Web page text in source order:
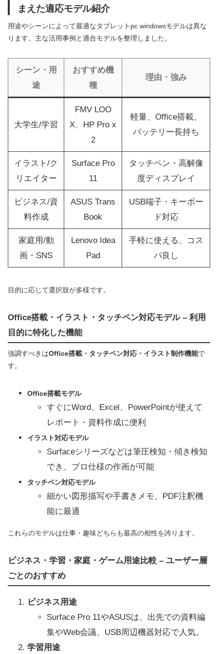
まえた適応モデル紹介
用途やシーンによって最適なタブレットpc windowsモデルは異な
ります。主な活用事例と適合モデルを整理しました。
シーン・用
途
おすすめ機
種
理由・強み
大学生/学習
FMV LOO
X、HP Pro x
2
軽量、Office搭載、
バッテリー長持ち
イラスト/ク
リエイター
Surface Pro
11
タッチペン・高解像
度ディスプレイ
ビジネス/資
料作成
ASUS Trans
Book
USB端子・キーボー
ド対応
家庭用/動
画・SNS
Lenovo Idea
Pad
手軽に使える、コス
パ良し
目的に応じて選択肢が多様です。
Office搭載・イラスト・タッチペン対応モデル – 利用
目的に特化した機能
強調すべきはOffice搭載・タッチペン対応・イラスト制作機能で
す。
Office搭載モデル
すぐにWord、Excel、PowerPointが使えて
レポート・資料作成に便利
イラスト対応モデル
Surfaceシリーズなどは筆圧検知・傾き検知
でき、プロ仕様の作画が可能
タッチペン対応モデル
細かい図形描写や手書きメモ、PDF注釈機
能に最適
これらのモデルは仕事・趣味どちらも最高の相性を誇ります。
ビジネス・学習・家庭・ゲーム用途比較 – ユーザー層
ごとのおすすめ
ビジネス用途
Surface Pro 11やASUSは、出先での資料編
集やWeb会議、USB周辺機器対応で人気。
学習用途